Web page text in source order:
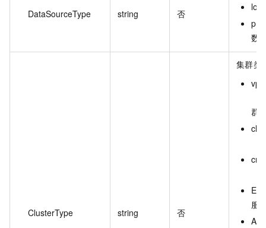
DataSourceType string 否
数
ClusterType string 否
集群类
群
服